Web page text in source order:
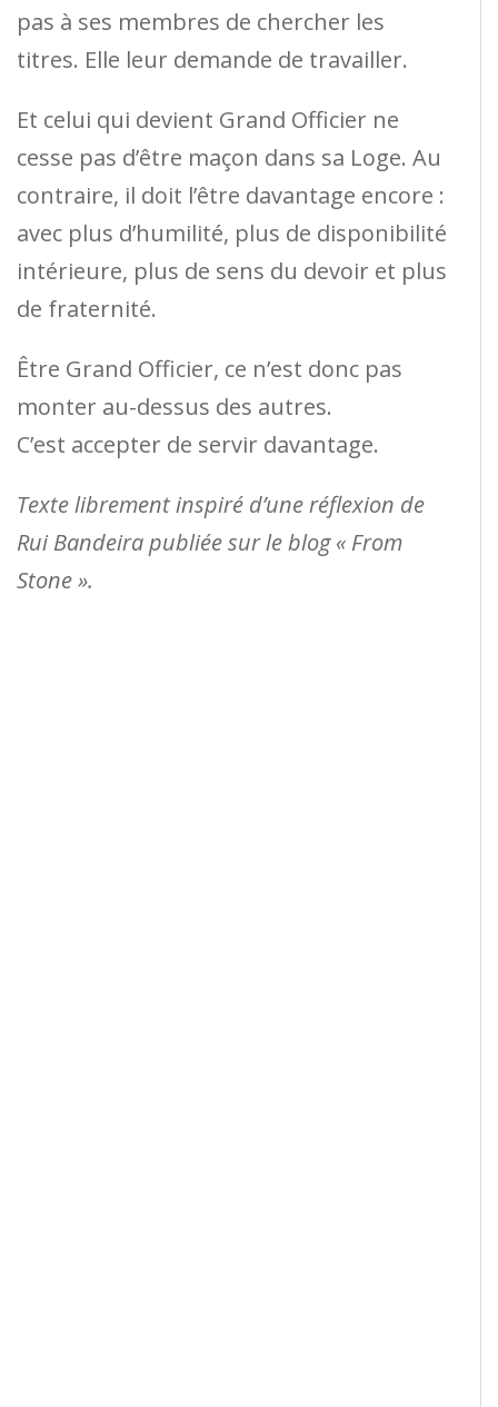
pas à ses membres de chercher les
titres. Elle leur demande de travailler.
Et celui qui devient Grand Officier ne
cesse pas d’être maçon dans sa Loge. Au
contraire, il doit l’être davantage encore :
avec plus d’humilité, plus de disponibilité
intérieure, plus de sens du devoir et plus
de fraternité.
Être Grand Officier, ce n’est donc pas
monter au-dessus des autres.
C’est accepter de servir davantage.
Texte librement inspiré d’une réflexion de
Rui Bandeira publiée sur le blog « From
Stone ».